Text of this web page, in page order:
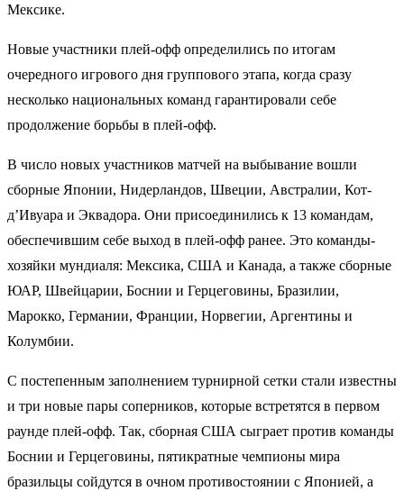
Мексике.
Новые участники плей-офф определились по итогам
очередного игрового дня группового этапа, когда сразу
несколько национальных команд гарантировали себе
продолжение борьбы в плей-офф.
В число новых участников матчей на выбывание вошли
сборные Японии, Нидерландов, Швеции, Австралии, Кот-
д’Ивуара и Эквадора. Они присоединились к 13 командам,
обеспечившим себе выход в плей-офф ранее. Это команды-
хозяйки мундиаля: Мексика, США и Канада, а также сборные
ЮАР, Швейцарии, Боснии и Герцеговины, Бразилии,
Марокко, Германии, Франции, Норвегии, Аргентины и
Колумбии.
С постепенным заполнением турнирной сетки стали известны
и три новые пары соперников, которые встретятся в первом
раунде плей-офф. Так, сборная США сыграет против команды
Боснии и Герцеговины, пятикратные чемпионы мира
бразильцы сойдутся в очном противостоянии с Японией, а